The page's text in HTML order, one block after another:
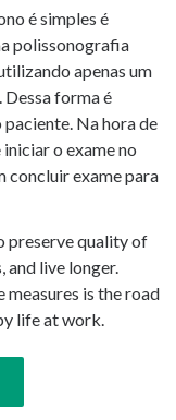
é simples é
polissonografia
apenas um
Dessa forma é
Na hora de
o exame no
concluir exame para
preserve quality of
and live longer.
is the road
life at work.